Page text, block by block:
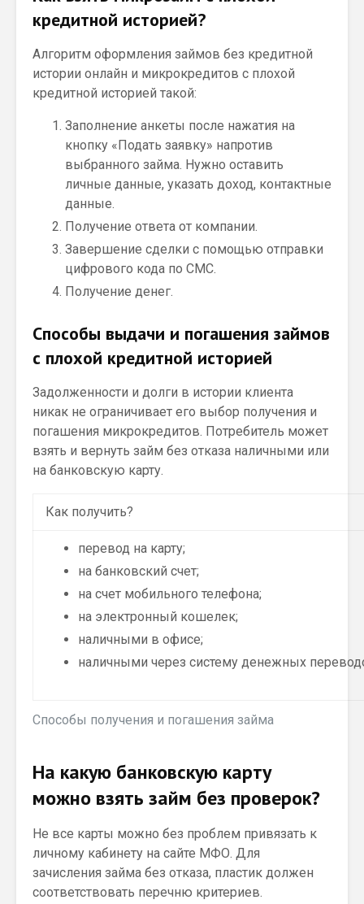
кредитной историей?
Алгоритм оформления займов без кредитной
истории онлайн и микрокредитов с плохой
кредитной историей такой:
Заполнение анкеты после нажатия на
кнопку «Подать заявку» напротив
выбранного займа. Нужно оставить
личные данные, указать доход, контактные
данные.
Получение ответа от компании.
Завершение сделки с помощью отправки
цифрового кода по СМС.
Получение денег.
Способы выдачи и погашения займов
с плохой кредитной историей
Задолженности и долги в истории клиента
никак не ограничивает его выбор получения и
погашения микрокредитов. Потребитель может
взять и вернуть займ без отказа наличными или
на банковскую карту.
Способы получения и погашения займа
Как получить?
перевод на карту;
на банковский счет;
на счет мобильного телефона;
на электронный кошелек;
наличными в офисе;
наличными через систему денежных
На какую банковскую карту
можно взять займ без проверок?
Не все карты можно без проблем привязать к
личному кабинету на сайте МФО. Для
зачисления займа без отказа, пластик должен
соответствовать перечню критериев.